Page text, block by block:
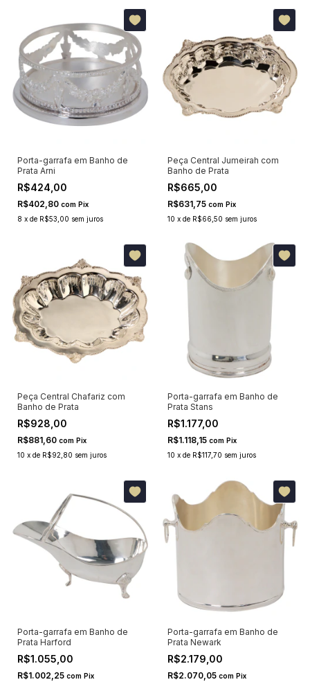
Porta-garrafa em Banho de
Prata Arni
R$424,00
R$402,80 com Pix
8 x de R$53,00 sem juros
Peça Central Jumeirah com
Banho de Prata
R$665,00
R$631,75 com Pix
10 x de R$66,50 sem juros
Peça Central Chafariz com
Banho de Prata
R$928,00
R$881,60 com Pix
10 x de R$92,80 sem juros
Porta-garrafa em Banho de
Prata Stans
R$1.177,00
R$1.118,15 com Pix
10 x de R$117,70 sem juros
Porta-garrafa em Banho de
Prata Harford
R$1.055,00
R$1.002,25 com Pix
Porta-garrafa em Banho de
Prata Newark
R$2.179,00
R$2.070,05 com Pix